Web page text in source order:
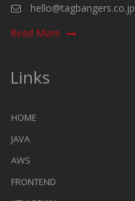
hello@tagbangers.co.jp
Read More
Links
HOME
JAVA
AWS
FRONTEND